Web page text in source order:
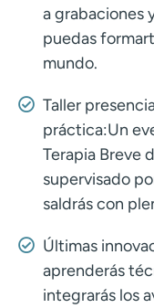
a grabaciones
puedas
mundo.
Taller
práctica:Un
Terapia Breve
supervisado
saldrás con
Últimas
aprenderás
integrarás los